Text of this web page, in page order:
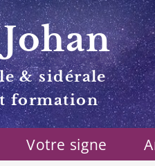
& sidérale
formation
Votre signe